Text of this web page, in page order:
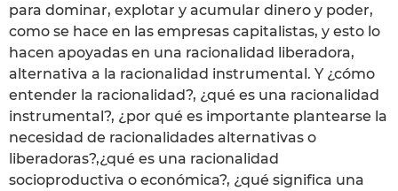
para dominar, explotar y acumular dinero y poder,
como se hace en las empresas capitalistas, y esto lo
hacen apoyadas en una racionalidad liberadora,
alternativa a la racionalidad instrumental. Y ¿cómo
entender la racionalidad?, ¿qué es una racionalidad
instrumental?, ¿por qué es importante plantearse la
necesidad de racionalidades alternativas o
liberadoras?,¿qué es una racionalidad
socioproductiva o económica?, ¿qué significa una